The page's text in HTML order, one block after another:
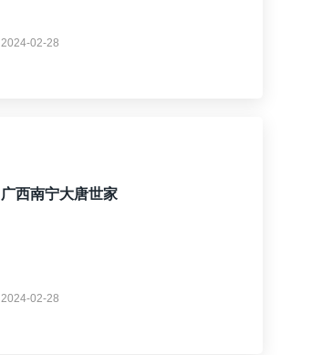
2024-02-28
广西南宁大唐世家
2024-02-28